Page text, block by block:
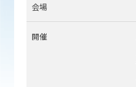
会場
開催